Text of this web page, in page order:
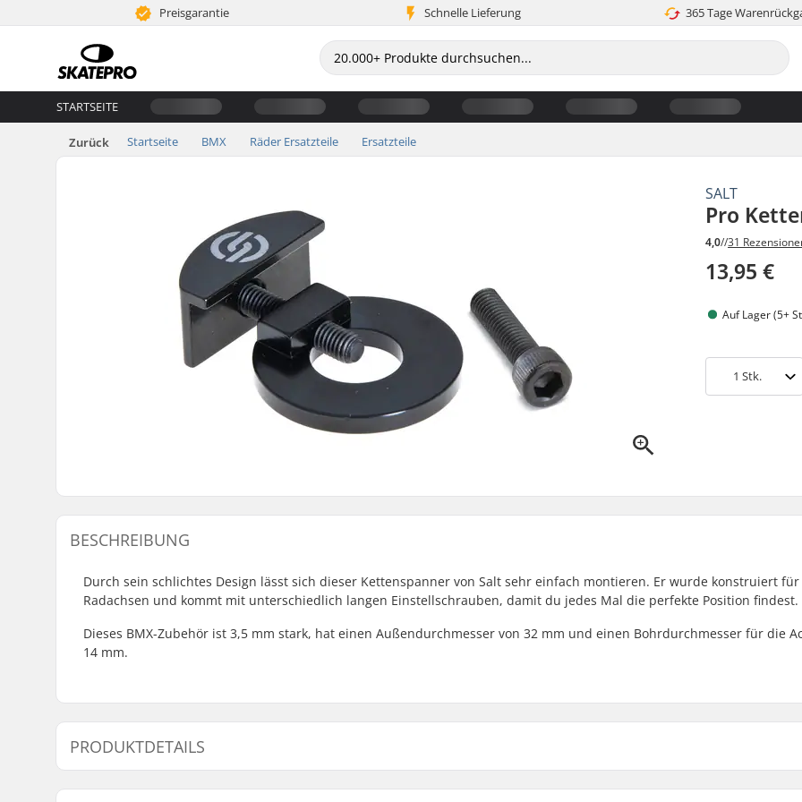
Preisgarantie Schnelle Lieferung 365 Tage
STARTSEITE
Zurück Startseite BMX Räder Ersatzteile Ersatzteile
SALT
Pro
4,0//31
13,95 €
Auf Lager (5+
1 Stk.
BESCHREIBUNG
Durch sein schlichtes Design lässt sich dieser Kettenspanner von Salt sehr einfach montieren. Er wurde konstruiert für
Radachsen und kommt mit unterschiedlich langen Einstellschrauben, damit du jedes Mal die perfekte Position findest.
Dieses BMX-Zubehör ist 3,5 mm stark, hat einen Außendurchmesser von 32 mm und einen Bohrdurchmesser für die
14 mm.
PRODUKTDETAILS
Gewicht: 17g